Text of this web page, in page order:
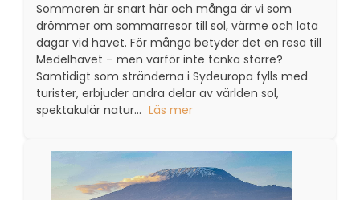
Sommaren är snart här och många är vi som
drömmer om sommarresor till sol, värme och lata
dagar vid havet. För många betyder det en resa till
Medelhavet – men varför inte tänka större?
Samtidigt som stränderna i Sydeuropa fylls med
turister, erbjuder andra delar av världen sol,
spektakulär natur... Läs mer